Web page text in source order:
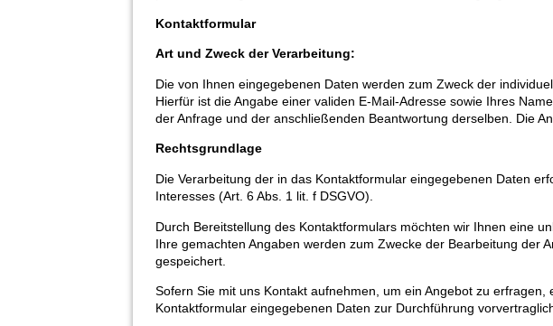
Kontaktformular
Art und Zweck der Verarbeitung:
Die von Ihnen eingegebenen Daten werden zum Zweck der
Hierfür ist die Angabe einer validen E-Mail-Adresse sowie Ihres
der Anfrage und der anschließenden Beantwortung derselben. Die
Rechtsgrundlage
Die Verarbeitung der in das Kontaktformular eingegebenen Daten
Interesses (Art. 6 Abs. 1 lit. f DSGVO).
Durch Bereitstellung des Kontaktformulars möchten wir Ihnen eine
Ihre gemachten Angaben werden zum Zwecke der Bearbeitung der
gespeichert.
Sofern Sie mit uns Kontakt aufnehmen, um ein Angebot zu erfragen,
Kontaktformular eingegebenen Daten zur Durchführung